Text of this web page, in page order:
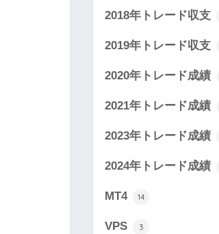
2018年トレード収支
2019年トレード収支
2020年トレード成績
2021年トレード成績
2023年トレード成績
2024年トレード成績
MT4 14
VPS 3